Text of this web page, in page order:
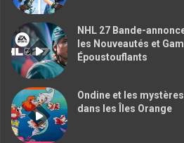
NHL 27 Bande-
les Nouveautés et
Époustouflants
Ondine et les
dans les Îles Orange